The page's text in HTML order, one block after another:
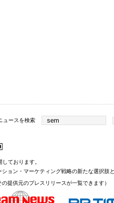
ュースを検索
ております。
ョン・マーケティング戦略の新たな選択肢
提供元のプレスリリースが一覧できます）